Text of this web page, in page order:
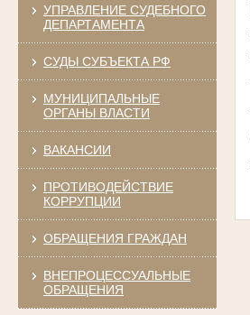
УПРАВЛЕНИЕ СУДЕБНОГО
ДЕПАРТАМЕНТА
СУДЫ СУБЪЕКТА РФ
МУНИЦИПАЛЬНЫЕ
ОРГАНЫ ВЛАСТИ
ВАКАНСИИ
ПРОТИВОДЕЙСТВИЕ
КОРРУПЦИИ
ОБРАЩЕНИЯ ГРАЖДАН
ВНЕПРОЦЕССУАЛЬНЫЕ
ОБРАЩЕНИЯ